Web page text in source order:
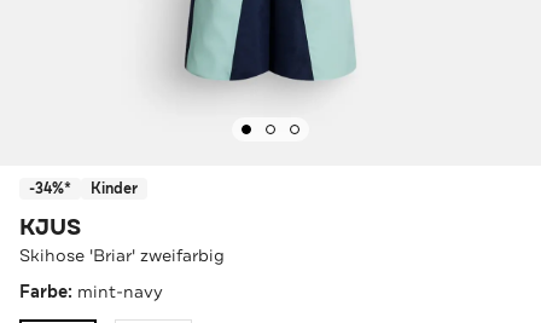
-34%* Kinder
KJUS
Skihose 'Briar' zweifarbig
Farbe: mint-navy